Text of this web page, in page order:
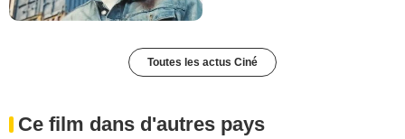
Toutes les actus Ciné
Ce film dans d'autres pays